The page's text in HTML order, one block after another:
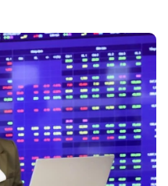
Theo